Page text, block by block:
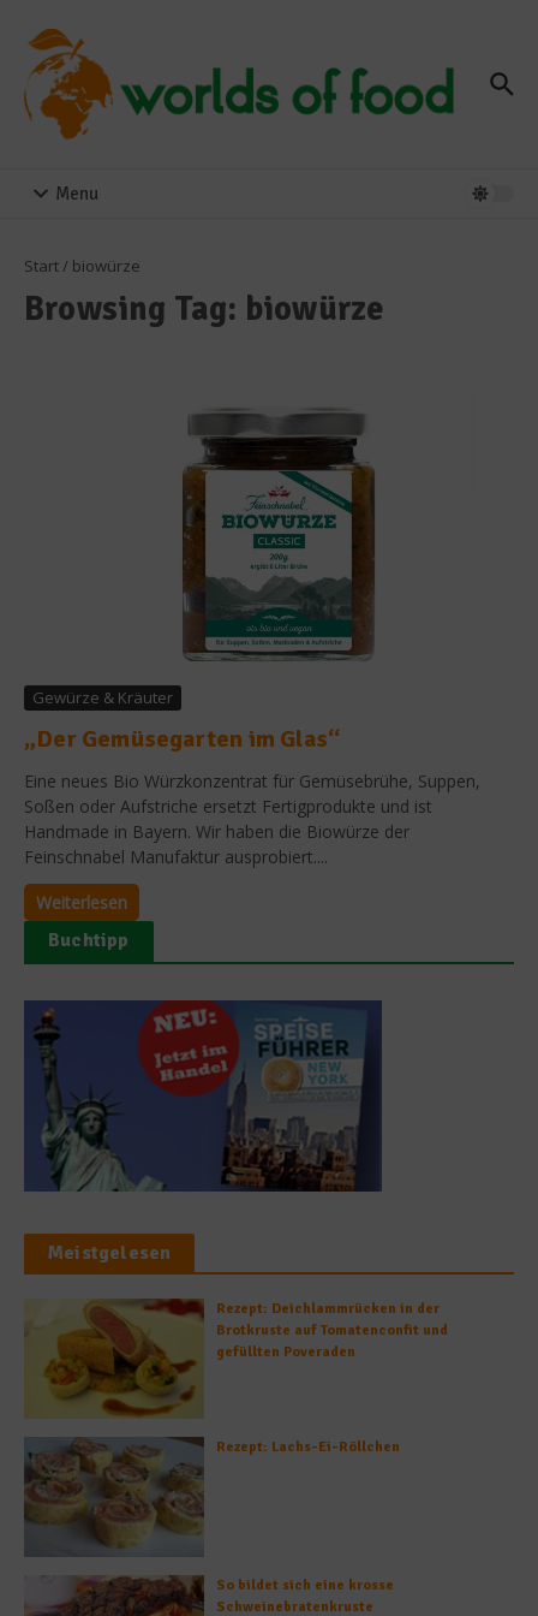
Menu
Start/ biowürze
Browsing Tag: biowürze
Gewürze & Kräuter
„Der Gemüsegarten im Glas“
Eine neues Bio Würzkonzentrat für Gemüsebrühe, Suppen,
Soßen oder Aufstriche ersetzt Fertigprodukte und ist
Handmade in Bayern. Wir haben die Biowürze der
Feinschnabel Manufaktur ausprobiert....
Weiterlesen
Buchtipp
Meistgelesen
Rezept: Deichlammrücken in der
Brotkruste auf Tomatenconfit und
gefüllten Poveraden
Rezept: Lachs-Ei-Röllchen
So bildet sich eine krosse
Schweinebratenkruste